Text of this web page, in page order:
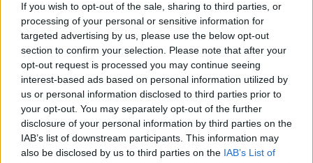
If you wish to opt-out of the sale, sharing to third parties, or
processing of your personal or sensitive information for
targeted advertising by us, please use the below opt-out
section to confirm your selection. Please note that after your
opt-out request is processed you may continue seeing
interest-based ads based on personal information utilized by
us or personal information disclosed to third parties prior to
your opt-out. You may separately opt-out of the further
disclosure of your personal information by third parties on the
IAB’s list of downstream participants. This information may
also be disclosed by us to third parties on the IAB’s List of
dato più profondità al mio lavoro attuale.
Quando si parla con un’artista viene naturale chiedere
qualche anticipazione sui tuoi lavori futuri, su progetti a cui
stai pensando.
Il mio lavoro subisce naturalmente un evoluzione e i quadri diFace
splashdi adesso sono cambiati rispetto all’inizio, anche il ciclo di
Fearlessè come una deviazione dal percorso principale che però
mi porta molte suggestioni: quando vedo un personaggio femminile
che mi attrae penso ad un suo ritratto da fare in futuro. Un ‘altra
idea che mi intriga è quella di realizzare una serie di volti femminili